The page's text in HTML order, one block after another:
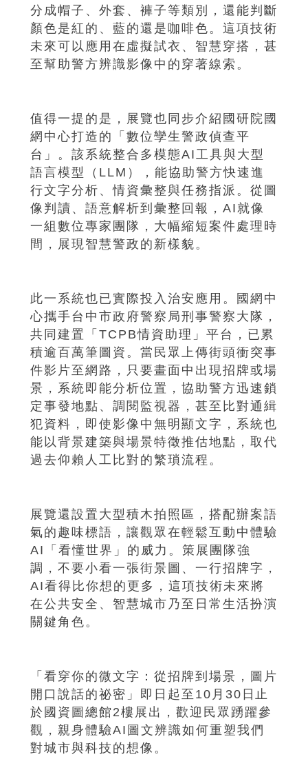
分成帽子、外套、褲子等類別，還能判斷
顏色是紅的、藍的還是咖啡色。這項技術
未來可以應用在虛擬試衣、智慧穿搭，甚
至幫助警方辨識影像中的穿著線索。
值得一提的是，展覽也同步介紹國研院國
網中心打造的「數位孿生警政偵查平
台」。該系統整合多模態AI工具與大型
語言模型（LLM），能協助警方快速進
行文字分析、情資彙整與任務指派。從圖
像判讀、語意解析到彙整回報，AI就像
一組數位專家團隊，大幅縮短案件處理時
間，展現智慧警政的新樣貌。
此一系統也已實際投入治安應用。國網中
心攜手台中市政府警察局刑事警察大隊，
共同建置「TCPB情資助理」平台，已累
積逾百萬筆圖資。當民眾上傳街頭衝突事
件影片至網路，只要畫面中出現招牌或場
景，系統即能分析位置，協助警方迅速鎖
定事發地點、調閱監視器，甚至比對通緝
犯資料，即使影像中無明顯文字，系統也
能以背景建築與場景特徵推估地點，取代
過去仰賴人工比對的繁瑣流程。
展覽還設置大型積木拍照區，搭配辦案語
氣的趣味標語，讓觀眾在輕鬆互動中體驗
AI「看懂世界」的威力。策展團隊強
調，不要小看一張街景圖、一行招牌字，
AI看得比你想的更多，這項技術未來將
在公共安全、智慧城市乃至日常生活扮演
關鍵角色。
「看穿你的微文字：從招牌到場景，圖片
開口說話的祕密」即日起至10月30日止
於國資圖總館2樓展出，歡迎民眾踴躍參
觀，親身體驗AI圖文辨識如何重塑我們
對城市與科技的想像。